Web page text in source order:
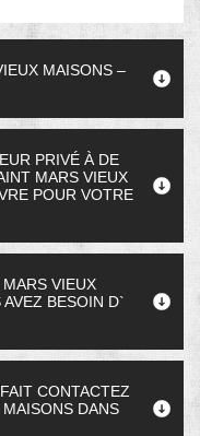
MAISONS –
PRIVÉ À DE
MARS VIEUX
POUR VOTRE
VIEUX
BESOIN D`
CONTACTEZ
DANS